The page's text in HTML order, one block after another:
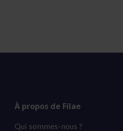
À propos de Filae
Qui sommes-nous ?